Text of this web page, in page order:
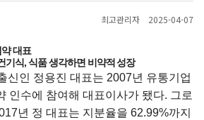
최고관리자 2025-04-07
대표
기식, 식품 생각하면 비약적 성장
신인 정용진 대표는 2007년 유통기업
인수에 참여해 대표이사가 됐다. 그로
년 정 대표는 지분율을 62.99%까지